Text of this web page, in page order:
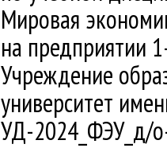
Мировая
на предприятии
Учреждение
университет
УД-2024_ФЭУ_д/